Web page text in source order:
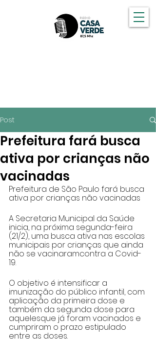
Post
Prefeitura fará busca
ativa por crianças não
vacinadas
Prefeitura de São Paulo fará busca
ativa por crianças não vacinadas
A Secretaria Municipal da Saúde
inicia, na próxima segunda-feira
(21/2), uma busca ativa nas escolas
municipais por crianças que ainda
não se vacinaramcontra a Covid-
19.
O objetivo é intensificar a
imunização do público infantil, com
aplicação da primeira dose e
também da segunda dose para
aquelesque já foram vacinados e
cumpriram o prazo estipulado
entre as doses.